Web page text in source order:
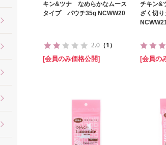
キン&ツナ なめらかなムース
タイプ パウチ35g NCWW20
2.0 （1）
[会員のみ価格公開]
チキン&
ざく切
[会員の